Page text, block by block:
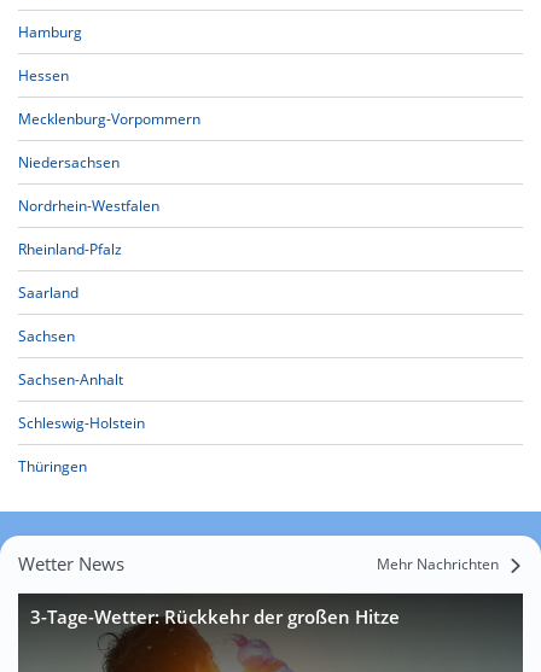
Hamburg
Hessen
Mecklenburg-Vorpommern
Niedersachsen
Nordrhein-Westfalen
Rheinland-Pfalz
Saarland
Sachsen
Sachsen-Anhalt
Schleswig-Holstein
Thüringen
Wetter News Mehr Nachrichten
3-Tage-Wetter: Rückkehr der großen Hitze